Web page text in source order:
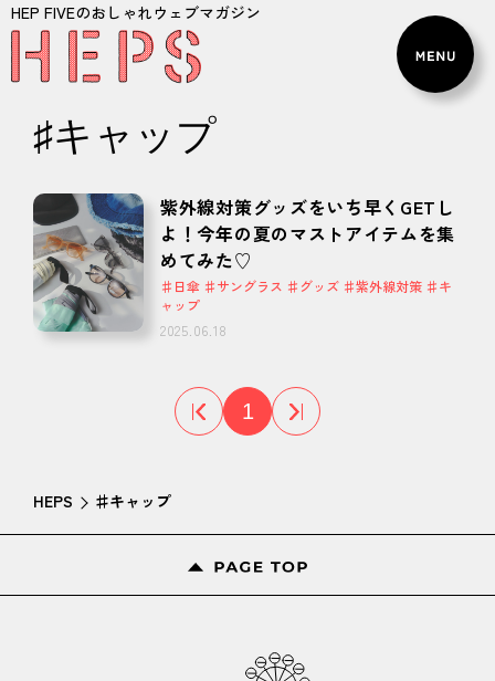
HEP FIVEのおしゃれウェブマガジン
♯キャップ
紫外線対策グッズをいち早くGETし
よ！今年の夏のマストアイテムを集
めてみた♡
♯日傘 ♯サングラス ♯グッズ ♯紫外線対策 ♯キ
ャップ
2025.06.18
1
HEPS ♯キャップ